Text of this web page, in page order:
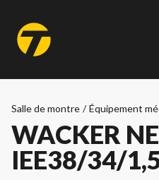
Salle de montre / Équipement
WACKER
IEE38/34/